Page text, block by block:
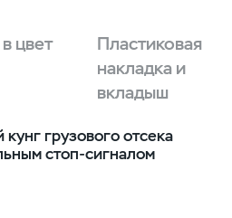
цвет
Пластиковая
накладка и
вкладыш
грузового отсека
стоп-сигналом